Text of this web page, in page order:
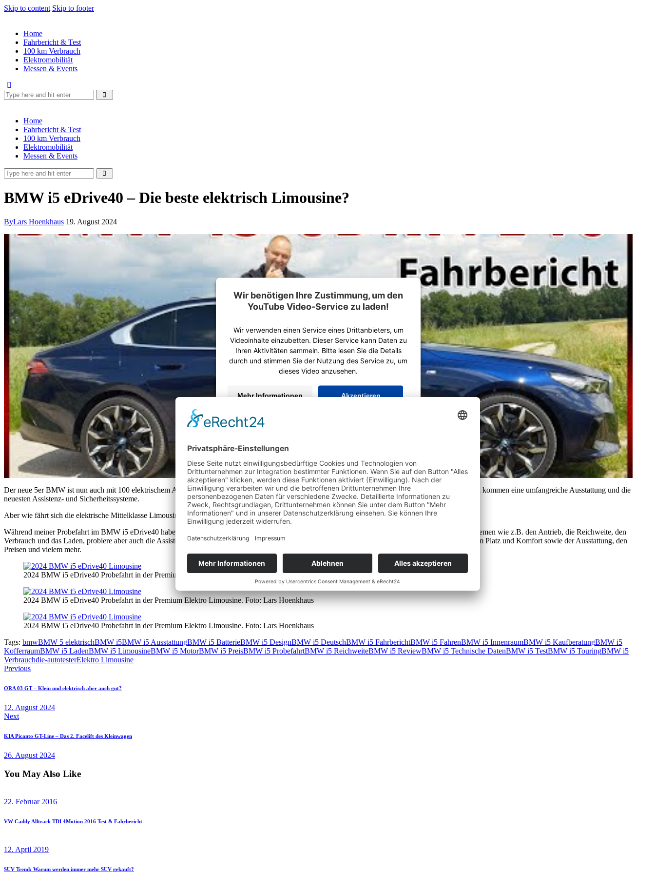
Skip to content Skip to footer
Home
Fahrbericht & Test
100 km Verbrauch
Elektromobilität
Messen & Events
Home
Fahrbericht & Test
100 km Verbrauch
Elektromobilität
Messen & Events
BMW i5 eDrive40 – Die beste elektrisch Limousine?
ByLars Hoenkhaus 19. August 2024
Wir benötigen Ihre Zustimmung, um den
YouTube Video-Service zu laden!
Wir verwenden einen Service eines Drittanbieters, um
Videoinhalte einzubetten. Dieser Service kann Daten zu
Ihren Aktivitäten sammeln. Bitte lesen Sie die Details
durch und stimmen Sie der Nutzung des Service zu, um
dieses Video anzusehen.
Mehr Informationen Akzeptieren
Der neue 5er BMW ist nun auch mit 100 elektrischem Antrieb zu haben Und typisch 5er BMW bietet auch der Stromer reichlich Komfort und Platz. Hinzu kommen eine umfangreiche Ausstattung und die
neuesten Assistenz- und Sicherheitssysteme.
Aber wie fährt sich die elektrische Mittelklasse Limousine?
Während meiner Probefahrt im BMW i5 eDrive40 habe ich mir genau angeschaut, was der elektrische 5er zu bieten hat. Im Video spreche ich u.a. über Themen wie z.B. den Antrieb, die Reichweite, den
Verbrauch und das Laden, probiere aber auch die Assistenzsysteme aus und zeige wie gut sich der i5 fährt. Zudem gibt es alles Wichtige zu Dingen wie dem Platz und Komfort sowie der Ausstattung, den
Preisen und vielem mehr.
2024 BMW i5 eDrive40 Probefahrt in der Premium Elektro Limousine. Foto: Lars Hoenkhaus
2024 BMW i5 eDrive40 Probefahrt in der Premium Elektro Limousine. Foto: Lars Hoenkhaus
2024 BMW i5 eDrive40 Probefahrt in der Premium Elektro Limousine. Foto: Lars Hoenkhaus
Tags: bmwBMW 5 elektrischBMW i5BMW i5 AusstattungBMW i5 BatterieBMW i5 DesignBMW i5 DeutschBMW i5 FahrberichtBMW i5 FahrenBMW i5 InnenraumBMW i5 KaufberatungBMW i5
KofferraumBMW i5 LadenBMW i5 LimousineBMW i5 MotorBMW i5 PreisBMW i5 ProbefahrtBMW i5 ReichweiteBMW i5 ReviewBMW i5 Technische DatenBMW i5 TestBMW i5 TouringBMW i5
Verbrauchdie-autotesterElektro Limousine
Beitragsnavigation
Previous
ORA 03 GT – Klein und elektrisch aber auch gut?
12. August 2024
Next
KIA Picanto GT-Line – Das 2. Facelift des Kleinwagen
26. August 2024
You May Also Like
22. Februar 2016
VW Caddy Alltrack TDI 4Motion 2016 Test & Fahrbericht
12. April 2019
SUV Trend: Warum werden immer mehr SUV gekauft?